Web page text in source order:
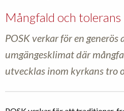
Mångfald och tolerans
POSK verkar för en
umgängesklimat där
utvecklas inom kyrkans tro